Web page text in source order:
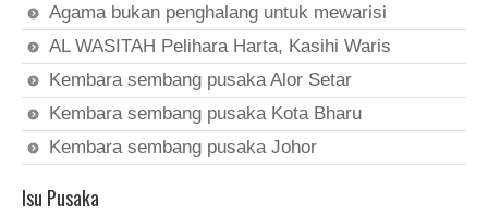
Agama bukan penghalang untuk mewarisi
AL WASITAH Pelihara Harta, Kasihi Waris
Kembara sembang pusaka Alor Setar
Kembara sembang pusaka Kota Bharu
Kembara sembang pusaka Johor
Isu Pusaka